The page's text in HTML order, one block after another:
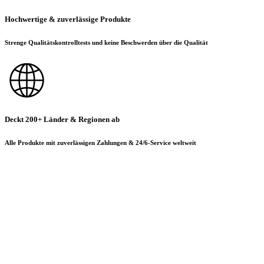
Hochwertige & zuverlässige Produkte
Strenge Qualitätskontrolltests und keine Beschwerden über die Qualität
Deckt 200+ Länder & Regionen ab
Alle Produkte mit zuverlässigen Zahlungen & 24/6-Service weltweit